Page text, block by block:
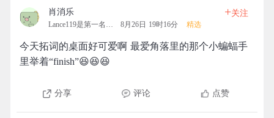
肖消乐
Lance119是第一名的拓团 8月26日 19时16分 精选
+关注
今天拓词的桌面好可爱啊 最爱角落里的那个小蝙蝠手
里举着“finish”😆😆😆
分享 评论 点赞